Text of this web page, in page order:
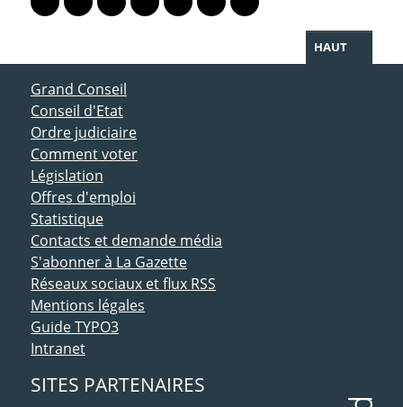
Lien vers le profil Mastodon
Lien vers le profil Bluesky
Lien vers le profil Instagram
Lien vers le profil Linkedin
Lien vers le profil Facebook
Lien vers le profil Twitter
Partager par WhatsApp
HAUT
ACCÈS DIRECT
Grand Conseil
Conseil d'Etat
Ordre judiciaire
Comment voter
Législation
Offres d'emploi
Statistique
Contacts et demande média
S'abonner à La Gazette
Réseaux sociaux et flux RSS
Mentions légales
Guide TYPO3
Intranet
SITES PARTENAIRES